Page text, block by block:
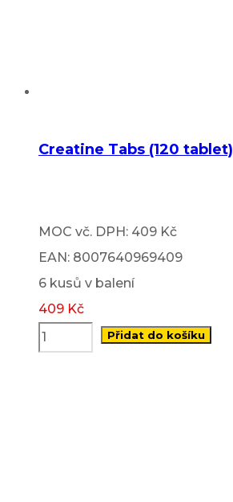
Creatine Tabs (120 tablet)
MOC vč. DPH: 409 Kč
EAN: 8007640969409
6 kusů v balení
409 Kč
Přidat do košíku